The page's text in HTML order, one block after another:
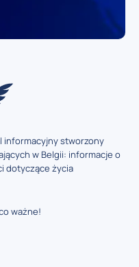
informacyjny stworzony
w Belgii: informacje o
dotyczące życia
ważne!